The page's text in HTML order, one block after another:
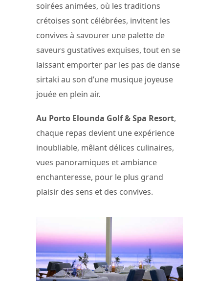
soirées animées, où les traditions
crétoises sont célébrées, invitent les
convives à savourer une palette de
saveurs gustatives exquises, tout en se
laissant emporter par les pas de danse
sirtaki au son d’une musique joyeuse
jouée en plein air.
Au Porto Elounda Golf & Spa Resort,
chaque repas devient une expérience
inoubliable, mêlant délices culinaires,
vues panoramiques et ambiance
enchanteresse, pour le plus grand
plaisir des sens et des convives.